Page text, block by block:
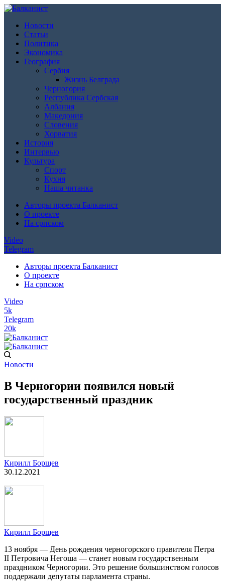
Новости
Статьи
Политика
Экономика
География
Сербия
Жизнь Белграда
Черногория
Республика Сербская
Албания
Македония
Словения
Хорватия
История
Интервью
Культура
Спорт
Кухня
Наша читанка
Авторы проекта Балканист
О проекте
На српском
Video
Telegram
Авторы проекта Балканист
О проекте
На српском
Video
5k
Telegram
20k
Новости
В Черногории появился новый
государственный праздник
Кирилл Борщев
30.12.2021
Кирилл Борщев
13 ноября — День рождения черногорского правителя Петра
II Петровича Негоша — станет новым государственным
праздником Черногории. Это решение большинством голосов
поддержали депутаты парламента страны.